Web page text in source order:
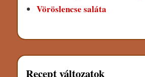
Vöröslencse saláta
Recept változatok